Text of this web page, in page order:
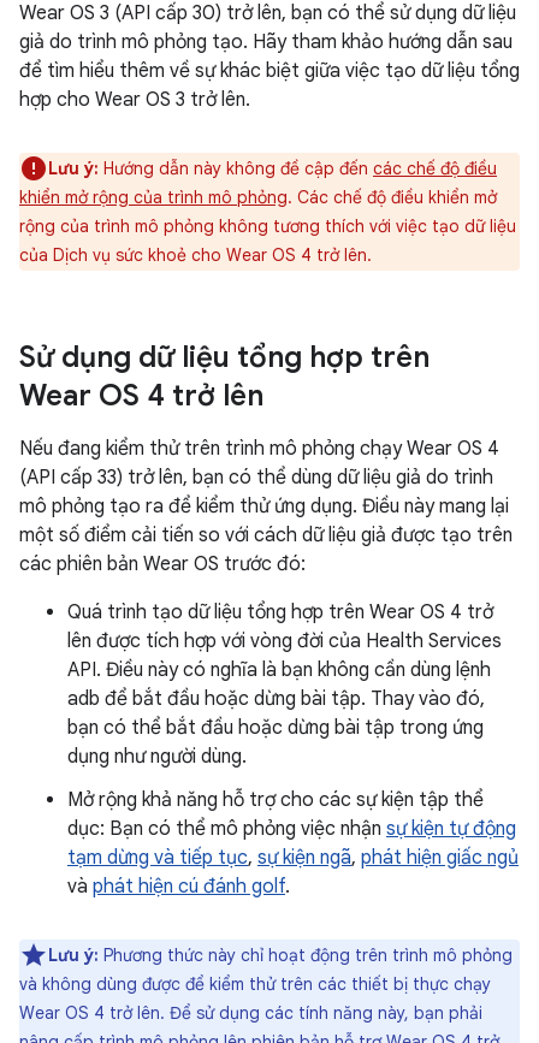
Wear OS 3 (API cấp 30) trở lên, bạn có thể sử dụng dữ liệu
giả do trình mô phỏng tạo. Hãy tham khảo hướng dẫn sau
để tìm hiểu thêm về sự khác biệt giữa việc tạo dữ liệu tổng
hợp cho Wear OS 3 trở lên.
Lưu ý: Hướng dẫn này không đề cập đến các chế độ điều
khiển mở rộng của trình mô phỏng. Các chế độ điều khiển mở
rộng của trình mô phỏng không tương thích với việc tạo dữ liệu
của Dịch vụ sức khoẻ cho Wear OS 4 trở lên.
Sử dụng dữ liệu tổng hợp trên
Wear OS 4 trở lên
Nếu đang kiểm thử trên trình mô phỏng chạy Wear OS 4
(API cấp 33) trở lên, bạn có thể dùng dữ liệu giả do trình
mô phỏng tạo ra để kiểm thử ứng dụng. Điều này mang lại
một số điểm cải tiến so với cách dữ liệu giả được tạo trên
các phiên bản Wear OS trước đó:
Quá trình tạo dữ liệu tổng hợp trên Wear OS 4 trở
lên được tích hợp với vòng đời của Health Services
API. Điều này có nghĩa là bạn không cần dùng lệnh
adb để bắt đầu hoặc dừng bài tập. Thay vào đó,
bạn có thể bắt đầu hoặc dừng bài tập trong ứng
dụng như người dùng.
Mở rộng khả năng hỗ trợ cho các sự kiện tập thể
dục: Bạn có thể mô phỏng việc nhận sự kiện tự động
tạm dừng và tiếp tục, sự kiện ngã, phát hiện giấc ngủ
và phát hiện cú đánh golf.
Lưu ý: Phương thức này chỉ hoạt động trên trình mô phỏng
và không dùng được để kiểm thử trên các thiết bị thực chạy
Wear OS 4 trở lên. Để sử dụng các tính năng này, bạn phải